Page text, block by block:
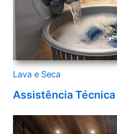
Lava e Seca
Assistência Técnica